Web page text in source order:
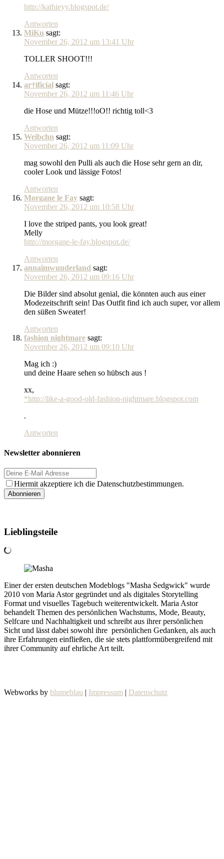
http://kathieyy.blogspot.de/
Antworten
MiKu sagt:
November 26, 2012 um 13:41 Uhr
TOLLER SHOOT!!!
Antworten
ar†ificial sagt:
November 26, 2012 um 11:46 Uhr
die Hose und Mütze!!!oO!! richtig toll<3
Antworten
Weibchn sagt:
November 26, 2012 um 11:09 Uhr
mag sowohl den Pulli als auch die Hose sehr gern an dir,
cooler Look und lässige Fotos!
Antworten
Morgane le Fay sagt:
November 26, 2012 um 10:58 Uhr
I love the striped pants, you look great!
Melly
http://morgane-le-fay.blogspot.de/
Antworten
annaimwunderland sagt:
November 26, 2012 um 09:16 Uhr
Die Bilder sind absolut genial, die könnten auch aus einer
Modezeitschrift sein! Das Outfit find ich auch super, vor allem
den süßen Sweater!
Antworten
fashion nightmare sagt:
November 26, 2012 um 09:10 Uhr
Mag ich :)
und deine Haare sehen so hübsch aus !
xx,
*http://like-a-good-old-fashion-nightmare.blogspot.com
.
Antworten
Newsletter abonnieren
Hiermit akzeptiere ich die Datenschutzbestimmungen.
Lieblingsteile
Einer der ersten deutschen Modeblogs "Masha Sedgwick" wurde
2010 von Maria Astor gegründet und als digitales Storytelling
Format und visuelles Tagebuch weiterentwickelt. Maria Astor
behandelt Themen des persönlichen Wachstums, Mode, Beauty,
Selfcare und Nachhaltigkeit und schreibt aus ihrer persönlichen
Sicht und lässt dabei sowohl ihre persönlichen Gedanken, als auch
ihre Erfahrungen einfließen, die sie stets plattformübergreifend mit
ihrer Community auf ehrliche Art teilt.
Webworks by blumeblau | Impressum | Datenschutz